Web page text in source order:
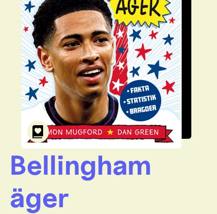
För bibliotek
Bellingham
äger